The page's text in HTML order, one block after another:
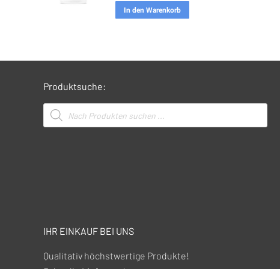
In den Warenkorb
Produktsuche:
Products
search
IHR EINKAUF BEI UNS
Qualitativ höchstwertige Produkte!